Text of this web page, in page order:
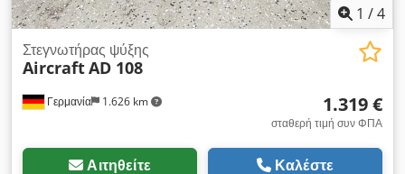
1 /4
Γερμανία 1.626 km
Στεγνωτήρας ψύξης
AircraftAD 108
1.319 €
σταθερή τιμή συν ΦΠΑ
Αιτηθείτε Καλέστε